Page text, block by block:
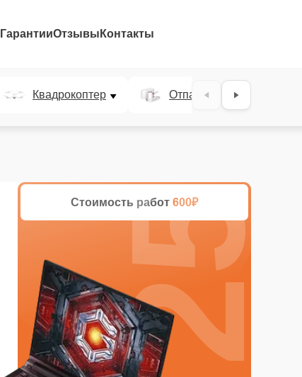
ГарантииОтзывы Контакты
Квадрокоптер Отпариватель
Стоимость работ 600₽
25%